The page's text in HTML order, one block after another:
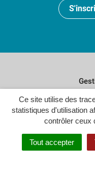
Ce site utilise des
statistiques d'utilisation
contrôler ceux
Tout accepter